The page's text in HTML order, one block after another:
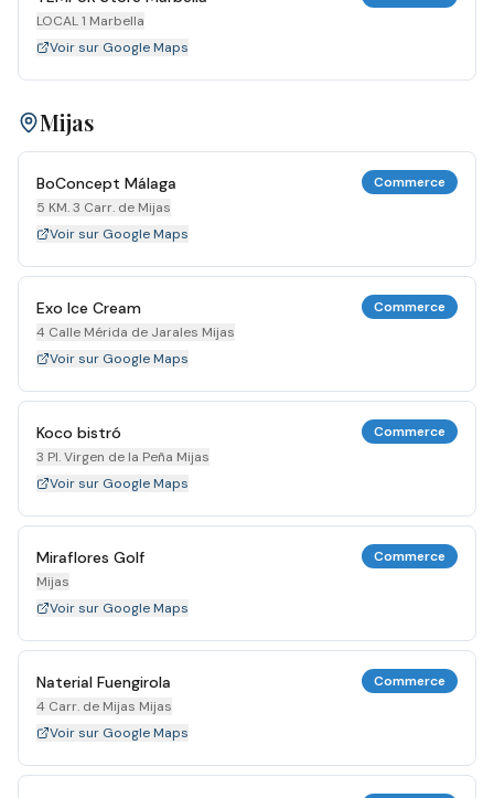
LOCAL 1 Marbella
Voir sur Google Maps
Mijas
BoConcept Málaga
5 KM. 3 Carr. de Mijas
Commerce
Voir sur Google Maps
Exo Ice Cream
4 Calle Mérida de Jarales Mijas
Commerce
Voir sur Google Maps
Koco bistró
3 Pl. Virgen de la Peña Mijas
Commerce
Voir sur Google Maps
Miraflores Golf
Mijas
Commerce
Voir sur Google Maps
Naterial Fuengirola
4 Carr. de Mijas Mijas
Commerce
Voir sur Google Maps